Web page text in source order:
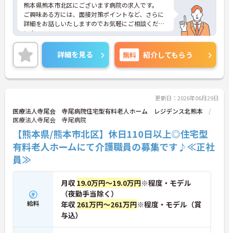
熊本県熊本市北区にございます病院の求人です。
ご興味ある方には、面接対策ポイントなど、さらに
詳細をお話しいたしますのでお気軽にご相談くださ
い！
詳細を見る 無料 紹介してもらう
更新日：2026年06月29日
医療法人寺尾会 寺尾病院住宅型有料老人ホーム レジデンス北熊本
医療法人寺尾会 寺尾病院
【熊本県/熊本市北区】休日110日以上◎住宅型
有料老人ホームにて介護職員の募集です♪≪正社
員≫
給料
月収 19.0万円～19.0万円※程度・モデル
（夜勤手当除く）
年収 261万円～261万円※程度・モデル（賞
与込）